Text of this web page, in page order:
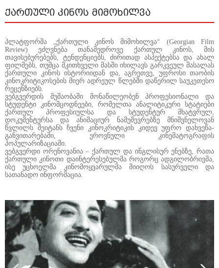
ქართული კინოს მიმოხილვა
პლატფორმა „ქართული კინოს მიმოხილვა“ (Georgian Film
Review) ეძღვნება თანამედროვე ქართულ კინოს, მის
თავისებურებებს, ტენდენციებს, ძირითად ასპექტებსა და ახალ
ფილმებს, თუმცა მკითხველი მასში იხილავს გარკვეულ მასალას
ქართული კინოს ისტორიიდან და, აგრეთვე, უფროსი თაობის
კინოკრიტიკოსების მიერ ადრეულ წლებში დაწერილ საუკეთესო
რეცენზიებს.
ვებგვერდის მუშაობაში მონაწილეობენ პროფესიონალი და
სტუდენტი კინომცოდნეები, რომელთა ანალიტიკური სტატიები
ქართულ პროფესიულსა და სტუდენტურ მხატვრულ,
დოკუმენტურსა და ანიმაციურ ნამუშევრებზე მნიშვნელოვან
წვლილს შეიტანს ჩვენი კინოკრიტიკის კიდევ უფრო დახვეწა-
განვითარებაში, ეროვნული კინემატოგრაფის
პოპულარიზაციაში.
ვებგვერდი ორენოვანია – ქართულ და ინგლისურ ენებზე, რათა
ქართული კინოთი დაინტერესებულმა როგორც ადგილობრივმა,
ისე უცხოელმა კინომოყვარულმა მიიღოს სასურველი და
სათანადო ინფორმაცია.